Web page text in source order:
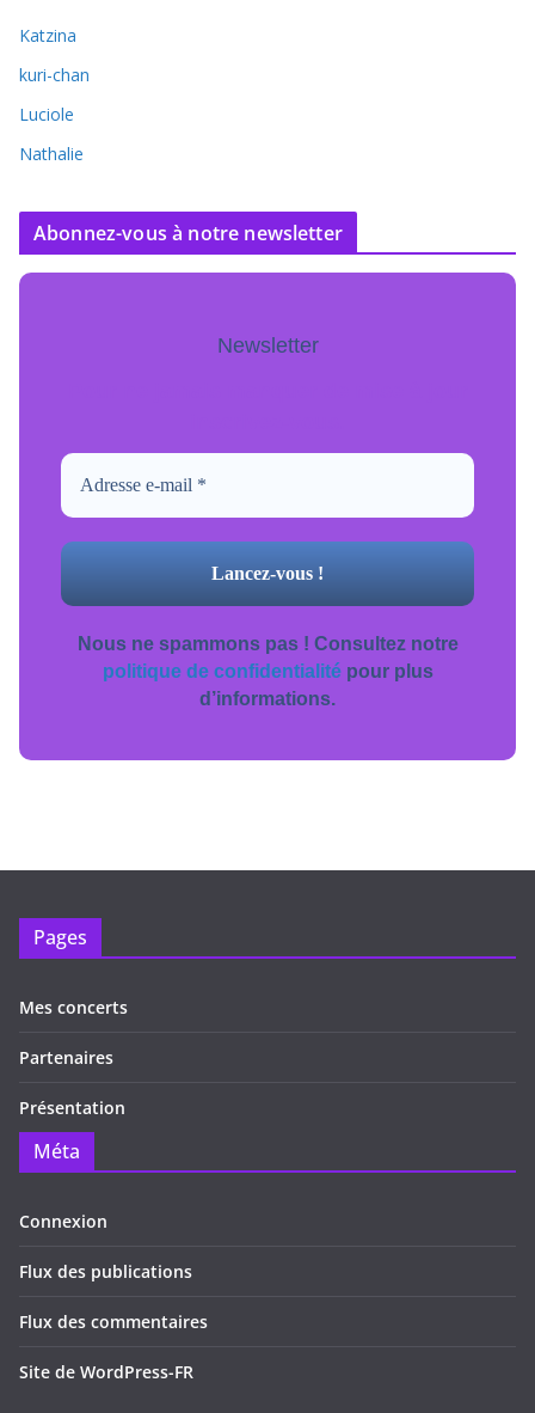
Katzina
kuri-chan
Luciole
Nathalie
Abonnez-vous à notre newsletter
Newsletter
Nous ne spammons pas ! Consultez notre
politique de confidentialitépour plus
d’informations.
Pages
Mes concerts
Partenaires
Présentation
Méta
Connexion
Flux des publications
Flux des commentaires
Site de WordPress-FR